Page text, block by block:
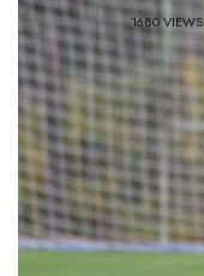
1680 VIEWS